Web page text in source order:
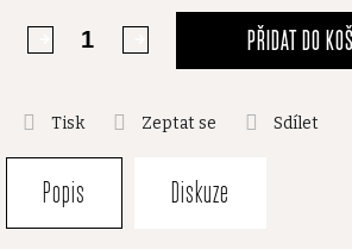
PŘIDAT DO
Tisk Zeptat se Sdílet
Popis Diskuze